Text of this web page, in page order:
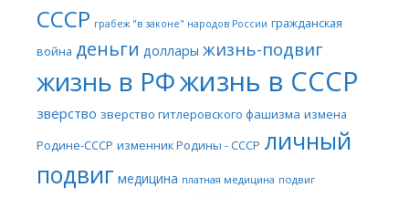
СССР грабеж "в законе" народов России гражданская
война деньги доллары жизнь-подвиг
жизнь в РФжизнь в СССР
зверство зверство гитлеровского фашизма измена
Родине-СССР изменник Родины - СССР личный
подвиг медицина платная медицина подвиг